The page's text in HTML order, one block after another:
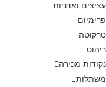
עציצים ואדניות
פרימיום
טרקוטה
ריהוט
נקודות מכירה
משתלות